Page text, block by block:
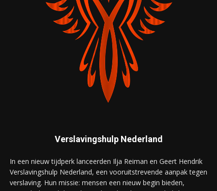
Verslavingshulp Nederland
In een nieuw tijdperk lanceerden Ilja Reiman en Geert Hendrik
Verslavingshulp Nederland, een vooruitstrevende aanpak tegen
verslaving. Hun missie: mensen een nieuw begin bieden,